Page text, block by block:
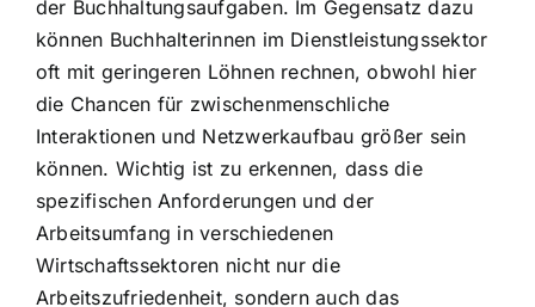
der Buchhaltungsaufgaben. Im Gegensatz dazu
können Buchhalterinnen im Dienstleistungssektor
oft mit geringeren Löhnen rechnen, obwohl hier
die Chancen für zwischenmenschliche
Interaktionen und Netzwerkaufbau größer sein
können. Wichtig ist zu erkennen, dass die
spezifischen Anforderungen und der
Arbeitsumfang in verschiedenen
Wirtschaftssektoren nicht nur die
Arbeitszufriedenheit, sondern auch das